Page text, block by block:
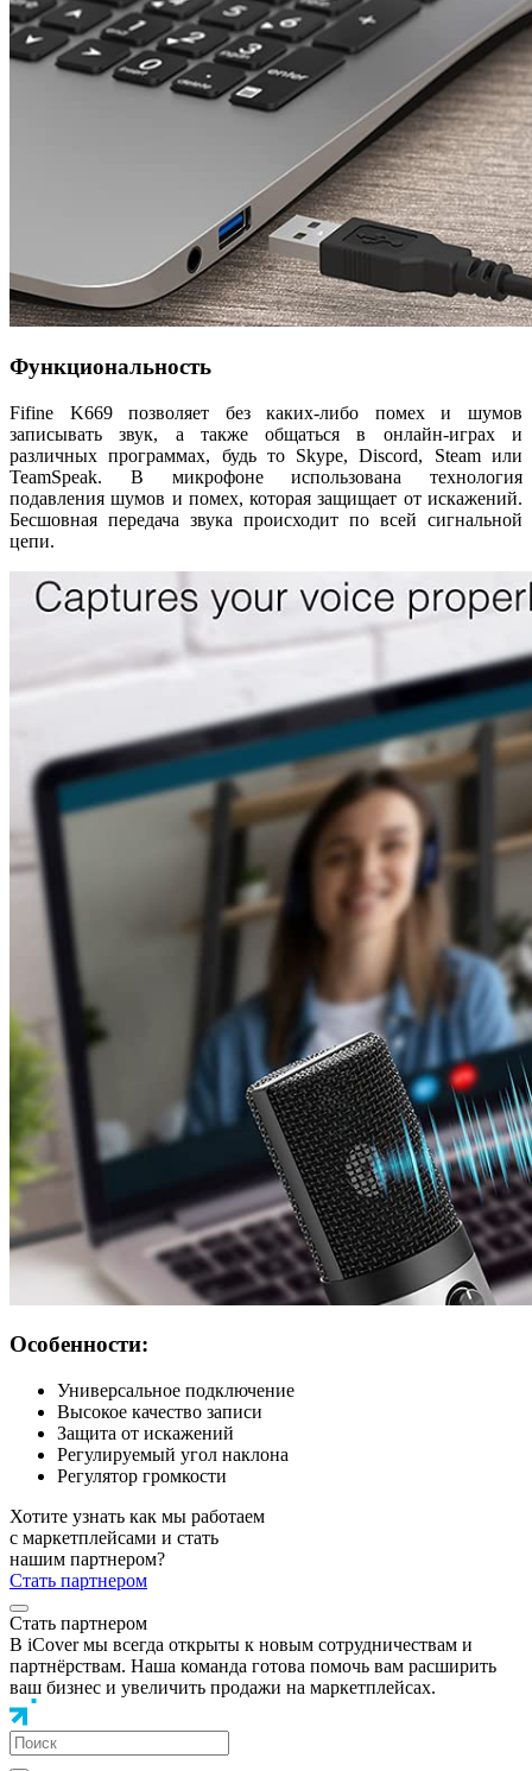
Функциональность
Fifine K669 позволяет без каких-либо помех и шумов
записывать звук, а также общаться в онлайн-играх и
различных программах, будь то Skype, Discord, Steam или
TeamSpeak. В микрофоне использована технология
подавления шумов и помех, которая защищает от искажений.
Бесшовная передача звука происходит по всей сигнальной
цепи.
Особенности:
Универсальное подключение
Высокое качество записи
Защита от искажений
Регулируемый угол наклона
Регулятор громкости
Хотите узнать как мы работаем
с маркетплейсами и стать
нашим партнером?
Стать партнером
Стать партнером
В iCover мы всегда открыты к новым сотрудничествам и
партнёрствам. Наша команда готова помочь вам расширить
ваш бизнес и увеличить продажи на маркетплейсах.